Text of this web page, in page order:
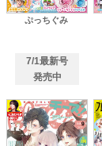
ぷっちぐみ
7/1最新号
発売中